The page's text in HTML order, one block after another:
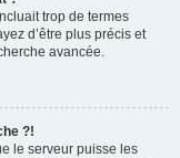
trop de termes
d’être plus précis et
avancée.
?!
le serveur puisse les